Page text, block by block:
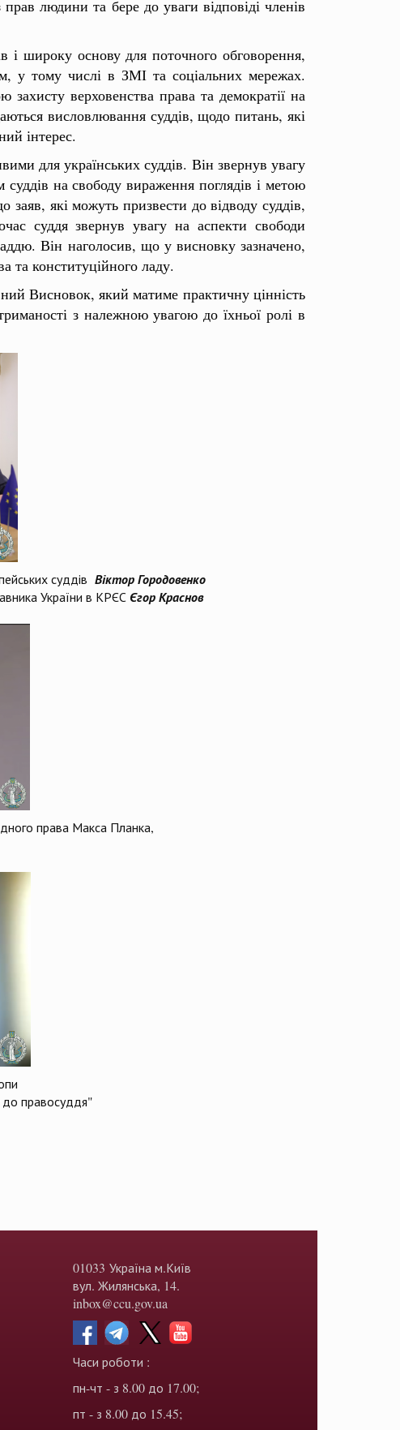
людини та бере до уваги відповіді членів
і широку основу для поточного обговорення,
у тому числі в ЗМІ та соціальних мережах.
верховенства права та демократії на
висловлювання суддів, щодо питань, які
інтерес.
для українських суддів. Він звернув увагу
на свободу вираження поглядів і метою
заяв, які можуть призвести до відводу суддів,
суддя звернув увагу на аспекти свободи
Він наголосив, що у висновку зазначено,
та конституційного ладу.
Висновок, який матиме практичну цінність
з належною увагою до їхньої ролі в
суддів Віктор Городовенко
України в КРЄС Єгор Краснов
права Макса Планка,
до правосуддя"
01033 Україна м.Київ
вул. Жилянська, 14.
inbox@ccu.gov.ua
Часи роботи :
пн-чт - з 8.00 до 17.00;
пт - з 8.00 до 15.45;